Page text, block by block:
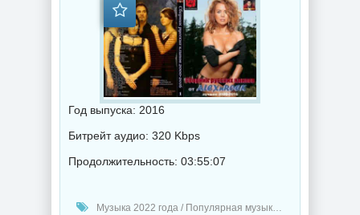
Год выпуска: 2016
Битрейт аудио: 320 Kbps
Продолжительность: 03:55:07
Музыка 2022 года / Популярная музыка / Клипы - Концерты / Поп музыка